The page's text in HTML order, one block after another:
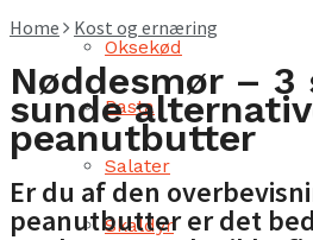
Oksekød
Pasta
Salater
Skaldyr
Home Kost og ernæring
Nøddesmør – 3
sunde
peanutbutter
Er du af den
peanutbutter er det